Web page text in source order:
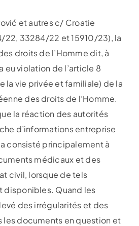
et autres c/ Croatie
22, 33284/22 et 15910/23), la
droits de l’Homme dit, à
eu violation de l’article 8
la vie privée et familiale) de la
des droits de l’Homme.
la réaction des autorités
d’informations entreprise
consisté principalement à
médicaux et des
civil, lorsque de tels
disponibles. Quand les
des irrégularités et des
les documents en question et